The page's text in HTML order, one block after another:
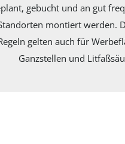
gebucht und an gut
montiert werden.
gelten auch für
Ganzstellen und